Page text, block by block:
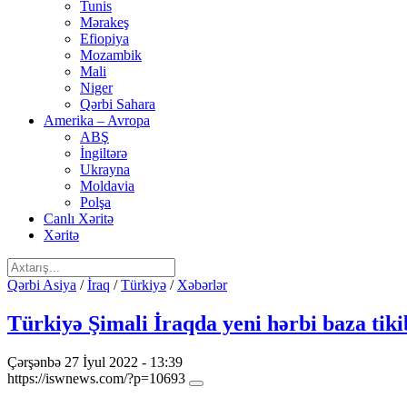
Tunis
Mərakeş
Efiopiya
Mozambik
Mali
Niger
Qərbi Sahara
Amerika – Avropa
ABŞ
İngiltərə
Ukrayna
Moldavia
Polşa
Canlı Xəritə
Xəritə
Qərbi Asiya /İraq /Türkiyə / Xəbərlər
Türkiyə Şimali İraqda yeni hərbi baza
Çərşənbə 27 İyul 2022 - 13:39
https://iswnews.com/?p=10693